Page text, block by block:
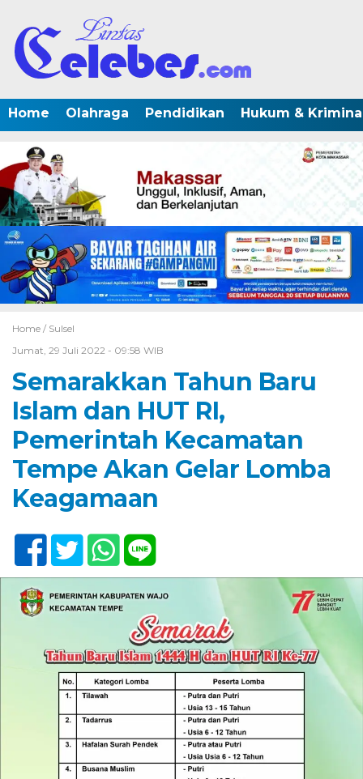
Home Olahraga Pendidikan Hukum &
Home / Sulsel
Jumat, 29 Juli 2022 - 09:58 WIB
Semarakkan Tahun Baru
Islam dan HUT RI,
Pemerintah Kecamatan
Tempe Akan Gelar Lomba
Keagamaan